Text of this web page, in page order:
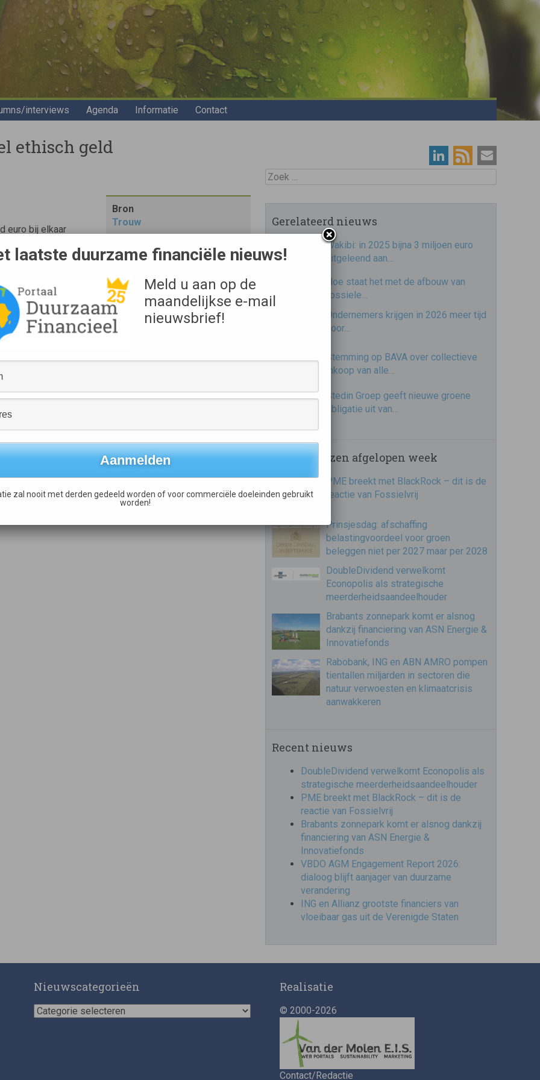
interviews Agenda Informatie Contact
ethisch geld
Bron
Trouw
euro bij elkaar
betaald
manier belegd
opgesteld.
Zoek
Gerelateerd nieuws
Wakibi: in 2025 bijna 3 miljoen euro
uitgeleend aan…
Hoe staat het met de afbouw van
fossiele…
Ondernemers krijgen in 2026 meer tijd
voor…
Stemming op BAVA over collectieve
inkoop van alle…
Stedin Groep geeft nieuwe groene
obligatie uit van…
Meest gelezen afgelopen week
PME breekt met BlackRock – dit is de
reactie van Fossielvrij
Prinsjesdag: afschaffing
belastingvoordeel voor groen
beleggen niet per 2027 maar per 2028
DoubleDividend verwelkomt
Econopolis als strategische
meerderheidsaandeelhouder
Brabants zonnepark komt er alsnog
dankzij financiering van ASN Energie &
Innovatiefonds
Rabobank, ING en ABN AMRO pompen
tientallen miljarden in sectoren die
natuur verwoesten en klimaatcrisis
aanwakkeren
Recent nieuws
DoubleDividend verwelkomt Econopolis als
strategische meerderheidsaandeelhouder
PME breekt met BlackRock – dit is de
reactie van Fossielvrij
Brabants zonnepark komt er alsnog dankzij
financiering van ASN Energie &
Innovatiefonds
VBDO AGM Engagement Report 2026:
dialoog blijft aanjager van duurzame
verandering
ING en Allianz grootste financiers van
vloeibaar gas uit de Verenigde Staten
Nieuwscategorieën
Nieuwscategorieën
Realisatie
© 2000-2026
Contact/Redactie
laatste duurzame financiële nieuws!
Meld u aan op de
maandelijkse e-mail
nieuwsbrief!
zal nooit met derden gedeeld worden of voor commerciële doeleinden gebruikt
worden!